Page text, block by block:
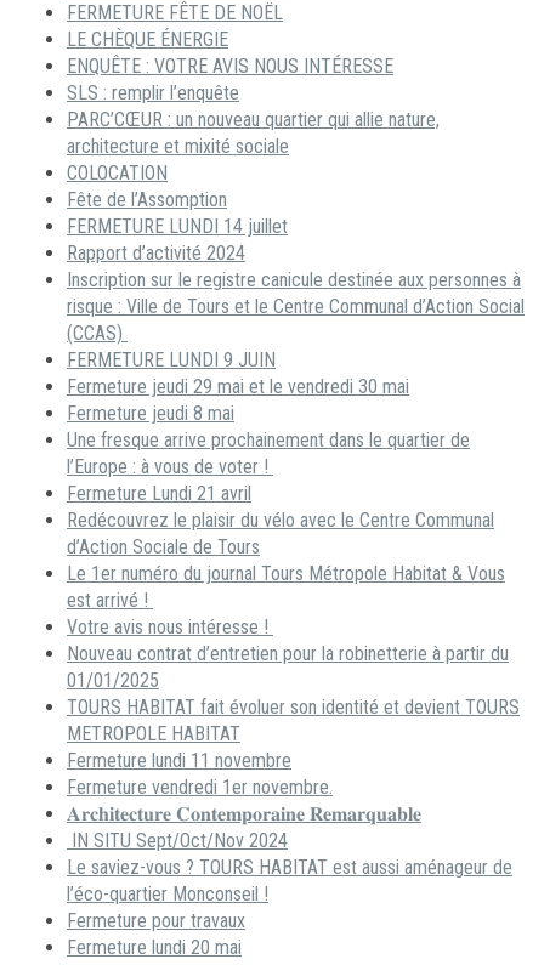
FERMETURE FÊTE DE NOËL
LE CHÈQUE ÉNERGIE
ENQUÊTE : VOTRE AVIS NOUS INTÉRESSE
SLS : remplir l’enquête
PARC’CŒUR : un nouveau quartier qui allie nature,
architecture et mixité sociale
COLOCATION
Fête de l’Assomption
FERMETURE LUNDI 14 juillet
Rapport d’activité 2024
Inscription sur le registre canicule destinée aux personnes à
risque : Ville de Tours et le Centre Communal d’Action Social
(CCAS)
FERMETURE LUNDI 9 JUIN
Fermeture jeudi 29 mai et le vendredi 30 mai
Fermeture jeudi 8 mai
Une fresque arrive prochainement dans le quartier de
l’Europe : à vous de voter !
Fermeture Lundi 21 avril
Redécouvrez le plaisir du vélo avec le Centre Communal
d’Action Sociale de Tours
Le 1er numéro du journal Tours Métropole Habitat & Vous
est arrivé !
Votre avis nous intéresse !
Nouveau contrat d’entretien pour la robinetterie à partir du
01/01/2025
TOURS HABITAT fait évoluer son identité et devient TOURS
METROPOLE HABITAT
Fermeture lundi 11 novembre
Fermeture vendredi 1er novembre.
𝐀𝐫𝐜𝐡𝐢𝐭𝐞𝐜𝐭𝐮𝐫𝐞 𝐂𝐨𝐧𝐭𝐞𝐦𝐩𝐨𝐫𝐚𝐢𝐧𝐞 𝐑𝐞𝐦𝐚𝐫𝐪𝐮𝐚𝐛𝐥𝐞
IN SITU Sept/Oct/Nov 2024
Le saviez-vous ? TOURS HABITAT est aussi aménageur de
l’éco-quartier Monconseil !
Fermeture pour travaux
Fermeture lundi 20 mai